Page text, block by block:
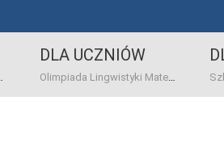
dane bankowo-adresowe kontakt
DLA UCZNIÓW
Olimpiada Lingwistyki Matematycznej